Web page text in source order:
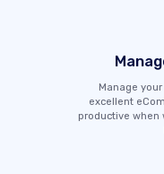
Manage
excellent
productive when